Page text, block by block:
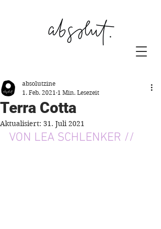
Terra Cotta
absolutzine
1. Feb. 2021 1 Min. Lesezeit
Aktualisiert: 31. Juli 2021
VON LEA SCHLENKER //